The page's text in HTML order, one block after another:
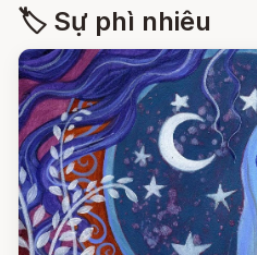
🏷 Sự phì nhiêu